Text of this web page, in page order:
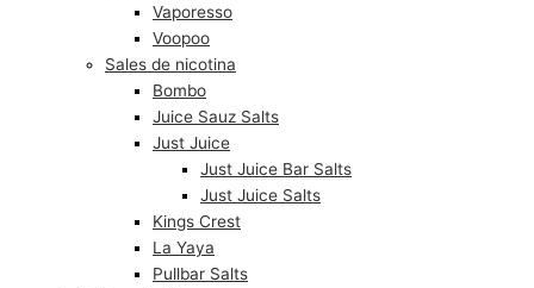
Vaporesso
Voopoo
Sales de nicotina
Bombo
Juice Sauz Salts
Just Juice
Just Juice Bar Salts
Just Juice Salts
Kings Crest
La Yaya
Pullbar Salts